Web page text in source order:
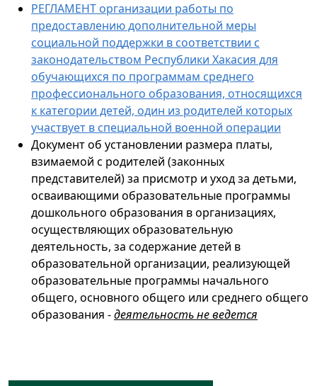
РЕГЛАМЕНТ организации работы по
предоставлению дополнительной меры
социальной поддержки в соответствии с
законодательством Республики Хакасия для
обучающихся по программам среднего
профессионального образования, относящихся
к категории детей, один из родителей которых
участвует в специальной военной операции
Документ об установлении размера платы,
взимаемой с родителей (законных
представителей) за присмотр и уход за детьми,
осваивающими образовательные программы
дошкольного образования в организациях,
осуществляющих образовательную
деятельность, за содержание детей в
образовательной организации, реализующей
образовательные программы начального
общего, основного общего или среднего общего
образования -деятельность не ведется